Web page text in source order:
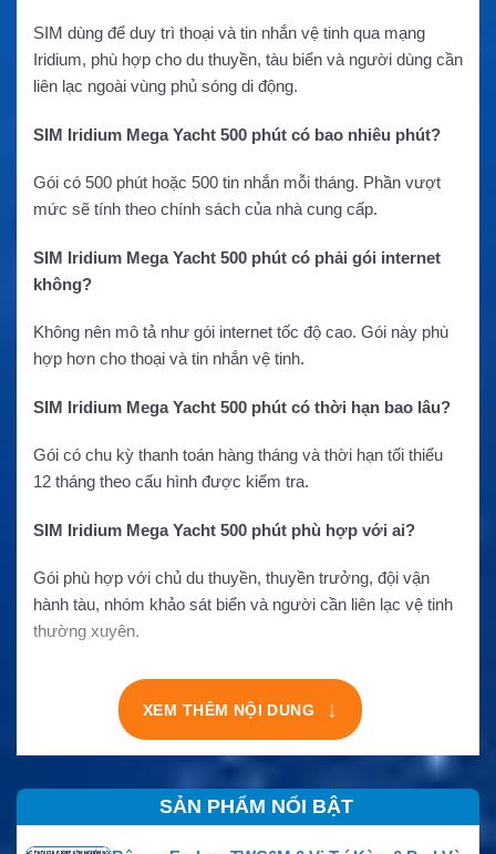
SIM dùng để duy trì thoại và tin nhắn vệ tinh qua mạng
Iridium, phù hợp cho du thuyền, tàu biển và người dùng cần
liên lạc ngoài vùng phủ sóng di động.
SIM Iridium Mega Yacht 500 phút có bao nhiêu phút?
Gói có 500 phút hoặc 500 tin nhắn mỗi tháng. Phần vượt
mức sẽ tính theo chính sách của nhà cung cấp.
SIM Iridium Mega Yacht 500 phút có phải gói internet
không?
Không nên mô tả như gói internet tốc độ cao. Gói này phù
hợp hơn cho thoại và tin nhắn vệ tinh.
SIM Iridium Mega Yacht 500 phút có thời hạn bao lâu?
Gói có chu kỳ thanh toán hàng tháng và thời hạn tối thiểu
12 tháng theo cấu hình được kiểm tra.
SIM Iridium Mega Yacht 500 phút phù hợp với ai?
Gói phù hợp với chủ du thuyền, thuyền trưởng, đội vận
hành tàu, nhóm khảo sát biển và người cần liên lạc vệ tinh
thường xuyên.
XEM THÊM NỘI DUNG ↓
SẢN PHẨM NỔI BẬT